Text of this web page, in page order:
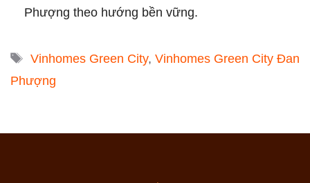
Phượng theo hướng bền vững.
Tags
Vinhomes Green City, Vinhomes Green City Đan
Phượng